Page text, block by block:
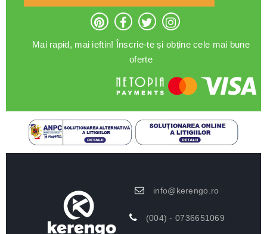
Mai rapid, mai ieftin! Înscrie-te și obține cele mai bune
oferte
info@kerengo.ro
(004) - 0736651069